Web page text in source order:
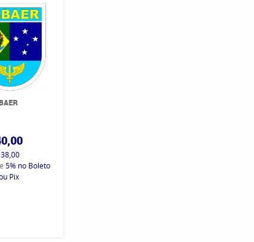
38,00
5% no Boleto
Pix